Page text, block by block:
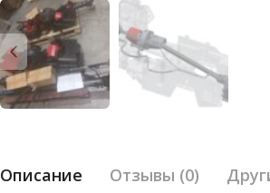
Описание Отзывы (0)